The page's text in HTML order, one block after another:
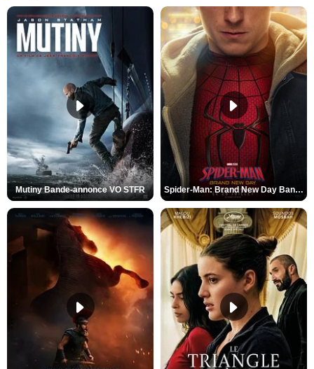
Mutiny Bande-annonce VO STFR Spider-Man: Brand New Day Bande-annonce VO STFR